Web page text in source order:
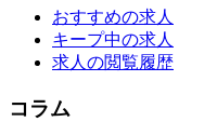
おすすめの求人
キープ中の求人
求人の閲覧履歴
コラム